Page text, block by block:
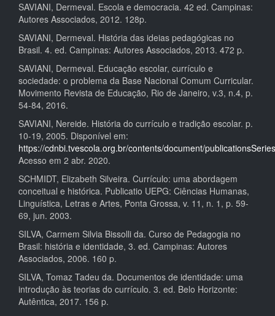
SAVIANI, Dermeval. Escola e democracia. 42 ed. Campinas:
Autores Associados, 2012. 128p.
SAVIANI, Dermeval. História das ideias pedagógicas no
Brasil. 4. ed. Campinas: Autores Associados, 2013. 472 p.
SAVIANI, Dermeval. Educação escolar, currículo e
sociedade: o problema da Base Nacional Comum Curricular.
Movimento Revista de Educação, Rio de Janeiro, v.3, n.4, p.
54-84, 2016.
SAVIANI, Nereide. História do currículo e tradição escolar. p.
10-19, 2005. Disponível em:
https://cdnbi.tvescola.org.br/contents/document/
Acesso em 2 abr. 2020.
SCHMIDT, Elizabeth Silveira. Currículo: uma abordagem
conceitual e histórica. Publicatio UEPG: Ciências Humanas,
Linguística, Letras e Artes, Ponta Grossa, v. 11, n. 1, p. 59-
69, jun. 2003.
SILVA, Carmem Silvia Bissolli da. Curso de Pedagogia no
Brasil: história e identidade, 3. ed. Campinas: Autores
Associados, 2006. 160 p.
SILVA, Tomaz Tadeu da. Documentos de identidade: uma
introdução às teorias do currículo. 3. ed. Belo Horizonte:
Autêntica, 2017. 156 p.